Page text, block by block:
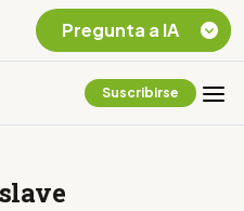
Suscribirse
Pregunta a IA